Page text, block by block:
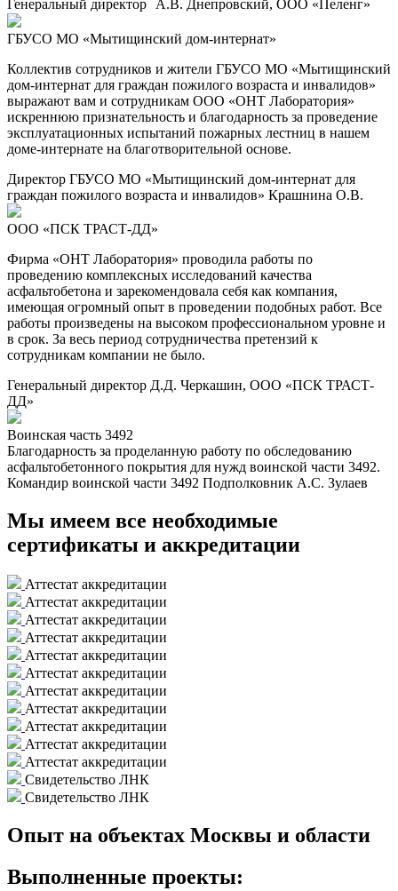
Генеральный директор А.В. Днепровский, ООО «Пеленг»
ГБУСО МО «Мытищинский дом-интернат»
Коллектив сотрудников и жители ГБУСО МО «Мытищинский
дом-интернат для граждан пожилого возраста и инвалидов»
выражают вам и сотрудникам ООО «ОНТ Лаборатория»
искреннюю признательность и благодарность за проведение
эксплуатационных испытаний пожарных лестниц в нашем
доме-интернате на благотворительной основе.
Директор ГБУСО МО «Мытищинский дом-интернат для
граждан пожилого возраста и инвалидов» Крашнина О.В.
ООО «ПСК ТРАСТ-ДД»
Фирма «ОНТ Лаборатория» проводила работы по
проведению комплексных исследований качества
асфальтобетона и зарекомендовала себя как компания,
имеющая огромный опыт в проведении подобных работ. Все
работы произведены на высоком профессиональном уровне и
в срок. За весь период сотрудничества претензий к
сотрудникам компании не было.
Генеральный директор Д.Д. Черкашин, ООО «ПСК ТРАСТ-
ДД»
Воинская часть 3492
Благодарность за проделанную работу по обследованию
асфальтобетонного покрытия для нужд воинской части 3492.
Командир воинской части 3492 Подполковник А.С. Зулаев
Мы имеем все необходимые
сертификаты и аккредитации
Аттестат аккредитации
Аттестат аккредитации
Аттестат аккредитации
Аттестат аккредитации
Аттестат аккредитации
Аттестат аккредитации
Аттестат аккредитации
Аттестат аккредитации
Аттестат аккредитации
Аттестат аккредитации
Аттестат аккредитации
Свидетельство ЛНК
Свидетельство ЛНК
Опыт на объектах Москвы и области
Выполненные проекты: